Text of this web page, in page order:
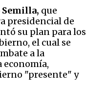
que
presidencial de
su plan para los
el cual se
a la
economía,
"presente" y